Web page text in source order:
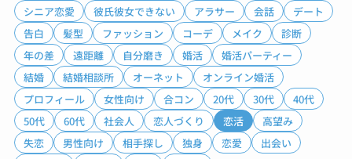
シニア恋愛 彼氏彼女できない アラサー 会話
デート
告白
髪型 ファッション コーデ メイク
診断
年の差
遠距離 自分磨き 婚活
婚活パーティー
結婚
結婚相談所 オーネット
オンライン婚活
プロフィール
女性向け 合コン 20代 30代
40代
50代
60代 社会人 恋人づくり 恋活
高望み
失恋
男性向け 相手探し 独身 恋愛
出会い